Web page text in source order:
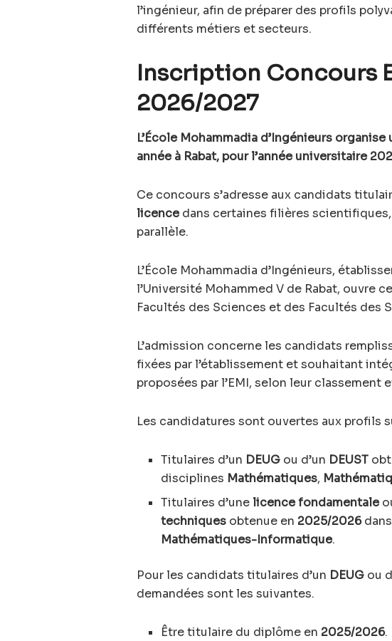
l’ingénieur, afin de préparer des profils
différents métiers et secteurs.
Inscription Concours
2026/2027
L’École Mohammadia d’Ingénieurs
année à Rabat, pour l’année universitaire
Ce concours s’adresse aux candidats
licencedans certaines filières scientifiques,
parallèle.
L’École Mohammadia d’Ingénieurs,
l’Université Mohammed V de Rabat, ouvre
Facultés des Sciences et des Facultés des
L’admission concerne les candidats
fixées par l’établissement et souhaitant
proposées par l’EMI, selon leur classement
Les candidatures sont ouvertes aux profils
Titulaires d’un DEUG ou d’un DEUST
disciplines Mathématiques,
Titulaires d’unelicence fondamentale
techniques obtenue en 2025/2026
Mathématiques-Informatique.
Pour les candidats titulaires d’un DEUG ou
demandées sont les suivantes.
Être titulaire du diplôme en 2025/2026.